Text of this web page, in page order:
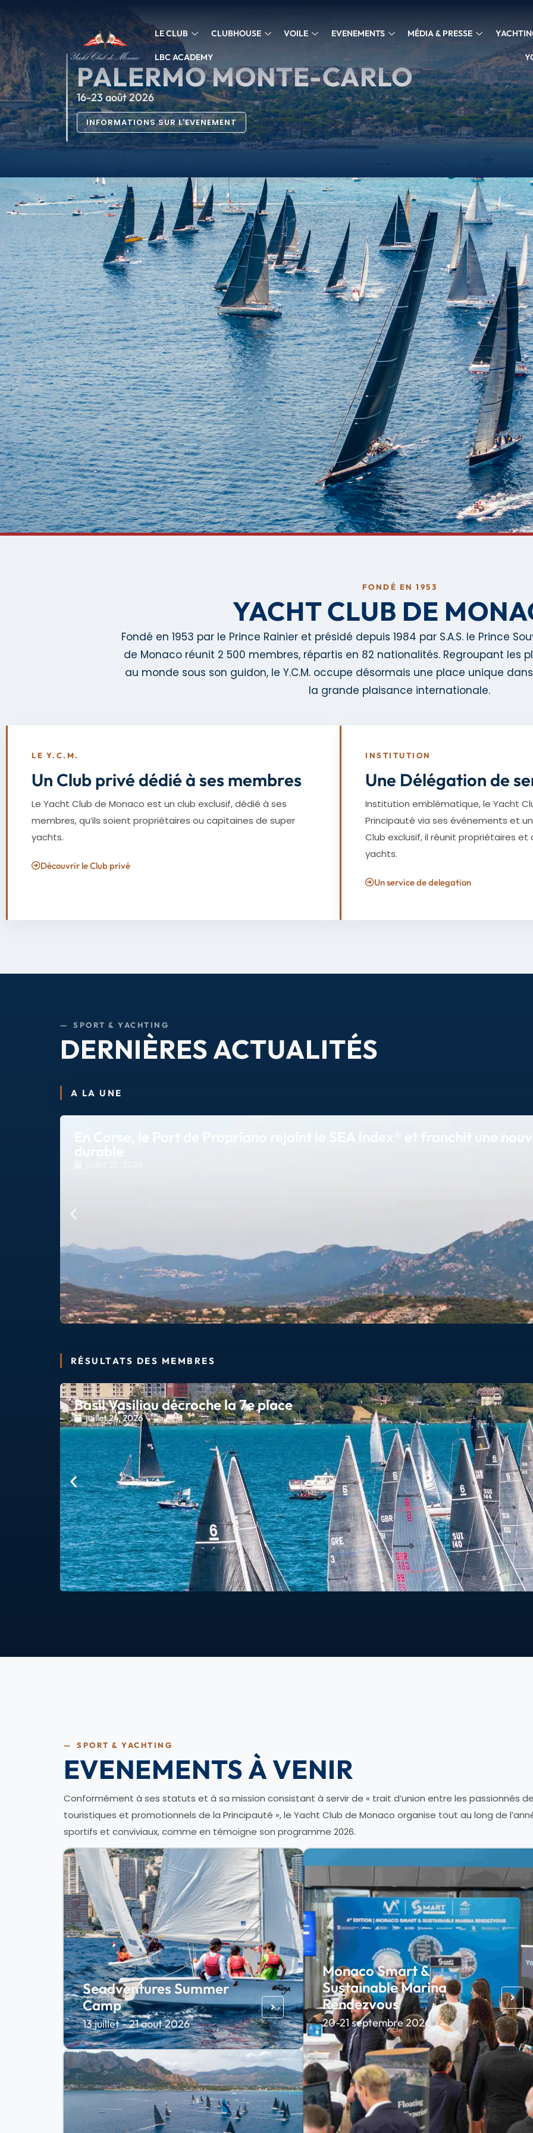
LE CLUB CLUBHOUSE VOILE EVENEMENTS MÉDIA & PRESSE
LBC ACADEMY
PALERMO MONTE-CARLO
16-23 août 2026
INFORMATIONS SUR L'EVENEMENT
FONDÉ EN 1953
YACHT CLUB DE
Fondé en 1953 par le Prince Rainier et présidé depuis 1984 par S.A.S. le Prince
de Monaco réunit 2 500 membres, répartis en 82 nationalités. Regroupant les
au monde sous son guidon, le Y.C.M. occupe désormais une place unique
la grande plaisance internationale.
LE Y.C.M.
Un Club privé dédié à ses membres
Le Yacht Club de Monaco est un club exclusif, dédié à ses
membres, qu’ils soient propriétaires ou capitaines de super
yachts.
Découvrir le Club privé
INSTITUTION
Une Délégation de
Institution emblématique, le Yacht
Principauté via ses événements et
Club exclusif, il réunit propriétaires
yachts.
Un service de delegation
— SPORT & YACHTING
DERNIÈRES ACTUALITÉS
A LA UNE
En Corse, le Port de Propriano rejoint le SEA Index® et franchit une
RÉSULTATS DES MEMBRES
Basil Vasiliou décroche la 7e place
juillet 24, 2026
— SPORT & YACHTING
EVENEMENTS À VENIR
Conformément à ses statuts et à sa mission consistant à servir de « trait d’union entre les passionnés
touristiques et promotionnels de la Principauté », le Yacht Club de Monaco organise tout au long de
sportifs et conviviaux, comme en témoigne son programme 2026.
Seadventures Summer
Camp
13 juillet - 21 aout 2026
Monaco Smart &
Sustainable Marina
Rendezvous
20-21 septembre 2026